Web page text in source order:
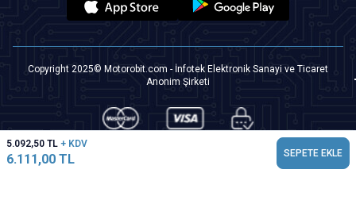
5.092,50 TL + KDV
6.111,00 TL SEPETE EKLE
Copyright 2025© Motorobit.com - İnfotek Elektronik Sanayi ve Ticaret
Anonim Şirketi